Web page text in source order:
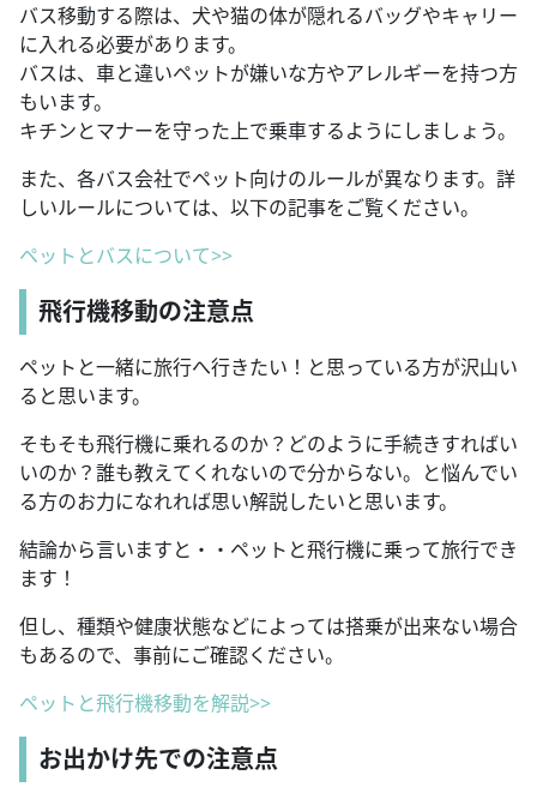
バス移動する際は、犬や猫の体が隠れるバッグやキャリー
に入れる必要があります。
バスは、車と違いペットが嫌いな方やアレルギーを持つ方
もいます。
キチンとマナーを守った上で乗車するようにしましょう。
また、各バス会社でペット向けのルールが異なります。詳
しいルールについては、以下の記事をご覧ください。
ペットとバスについて>>
飛行機移動の注意点
ペットと一緒に旅行へ行きたい！と思っている方が沢山い
ると思います。
そもそも飛行機に乗れるのか？どのように手続きすればい
いのか？誰も教えてくれないので分からない。と悩んでい
る方のお力になれれば思い解説したいと思います。
結論から言いますと・・ペットと飛行機に乗って旅行でき
ます！
但し、種類や健康状態などによっては搭乗が出来ない場合
もあるので、事前にご確認ください。
ペットと飛行機移動を解説>>
お出かけ先での注意点